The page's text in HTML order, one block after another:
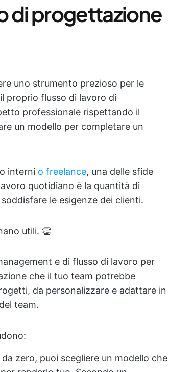
di progettazione
uno strumento prezioso per le
proprio flusso di lavoro di
professionale rispettando il
un modello per completare un
interni o freelance, una delle sfide
quotidiano è la quantità di
le esigenze dei clienti.
utili. 👏
e di flusso di lavoro per
che il tuo team potrebbe
da personalizzare e adattare in
team.
zero, puoi scegliere un modello che